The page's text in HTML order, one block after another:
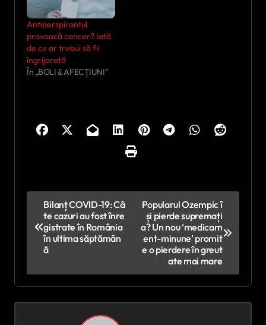
Antiperspirantul
provoacă cancer? Iată
de ce ar trebui să fii
îngrijorată
În „BOLI & AFECȚIUNI”
g
a
Bilanț COVID-19: Câ
te cazuri au fost înre
gistrate în România
în ultima săptămân
ă
Popularul Ozempic î
și pierde supremați
a? Un nou ‘medicam
ent-minune’ promit
e o pierdere în greut
ate mai mare